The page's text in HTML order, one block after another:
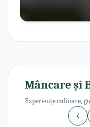
Mâncare și
Experiențe culinare,